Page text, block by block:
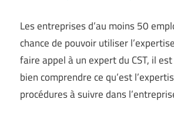
Les entreprises d’au moins 50
chance de pouvoir utiliser
faire appel à un expert du CST, il
bien comprendre ce qu’est
procédures à suivre dans